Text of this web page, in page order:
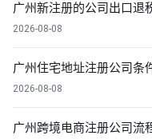
广州新注册的公司出口退
2026-08-08
广州住宅地址注册公司条
2026-08-08
广州跨境电商注册公司流